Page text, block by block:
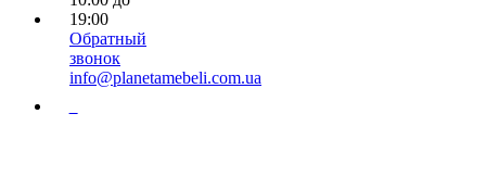
19:00
Обратный
звонок
info@planetamebeli.com.ua